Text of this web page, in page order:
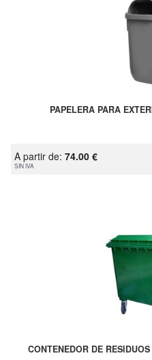
PAPELERA PARA
A partir de: 74.00 €
SIN IVA
CONTENEDOR DE